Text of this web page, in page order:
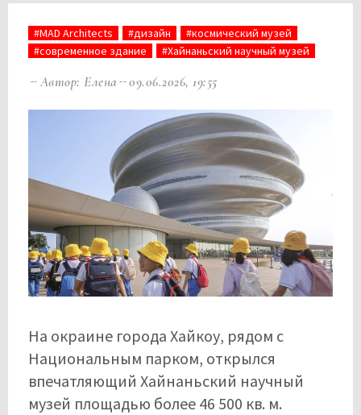
#MAD Architects #дизайн
#космический музей
#современное здание
#Хайнаньский научный музей
Автор: Елена 09.06.2026, 19:55
На окраине города Хайкоу, рядом с
Национальным парком, открылся
впечатляющий Хайнаньский научный
музей площадью более 46 500 кв. м.